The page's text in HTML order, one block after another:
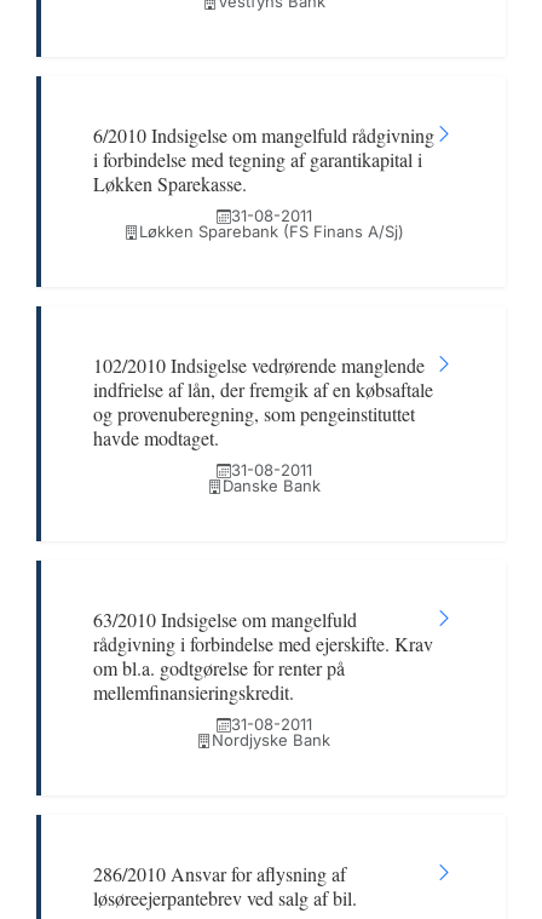
6/2010 Indsigelse om mangelfuld rådgivning
i forbindelse med tegning af garantikapital i
Løkken Sparekasse.
31-08-2011
Løkken Sparebank (FS Finans A/Sj)
102/2010 Indsigelse vedrørende manglende
indfrielse af lån, der fremgik af en købsaftale
og provenuberegning, som pengeinstituttet
havde modtaget.
31-08-2011
Danske Bank
63/2010 Indsigelse om mangelfuld
rådgivning i forbindelse med ejerskifte. Krav
om bl.a. godtgørelse for renter på
mellemfinansieringskredit.
31-08-2011
Nordjyske Bank
286/2010 Ansvar for aflysning af
løsøreejerpantebrev ved salg af bil.